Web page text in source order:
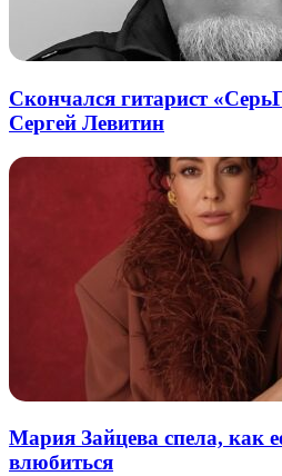
Скончался гитарист
Сергей Левитин
Мария Зайцева спела, как
влюбиться